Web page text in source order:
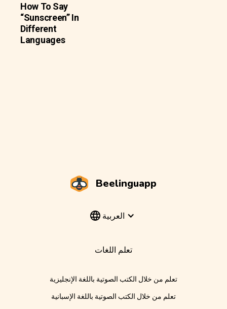
How To Say
“Sunscreen” In
Different
Languages
Beelinguapp
العربية
تعلم اللغات
تعلم من خلال الكتب الصوتية باللغة الإنجليزية
تعلم من خلال الكتب الصوتية باللغة الإسبانية